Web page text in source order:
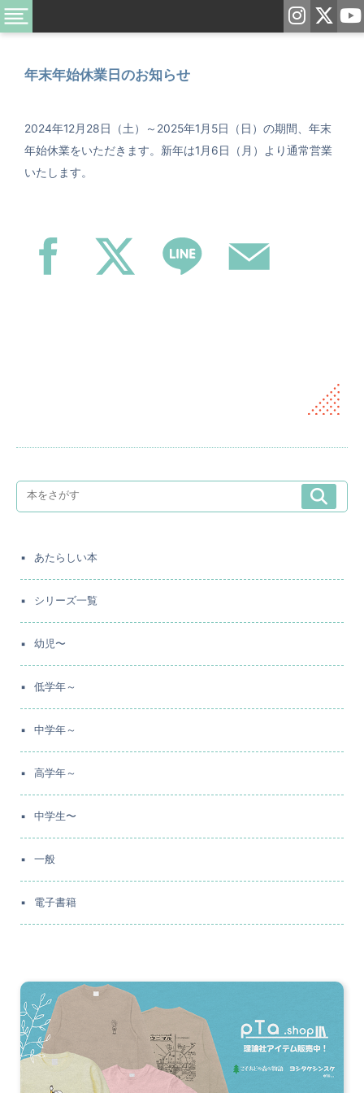
年末年始休業日のお知らせ
2024年12月28日（土）～2025年1月5日（日）の期間、年末
年始休業をいただきます。新年は1月6日（月）より通常営業
いたします。
あたらしい本
シリーズ一覧
幼児〜
低学年～
中学年～
高学年～
中学生〜
一般
電子書籍